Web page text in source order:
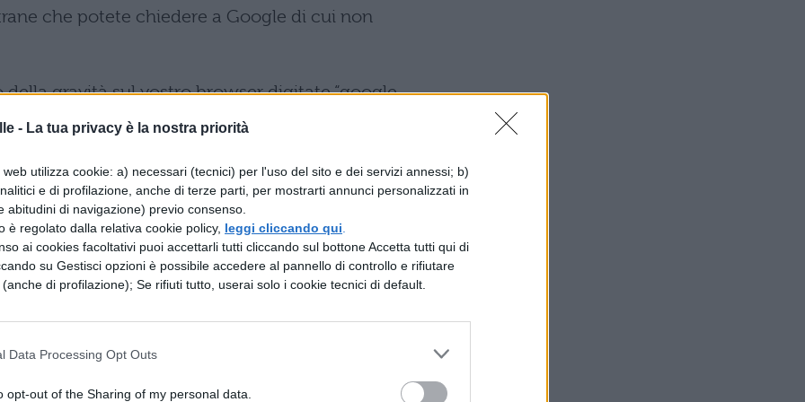
- La tua privacy è la nostra priorità
utilizza cookie: a) necessari (tecnici) per l'uso del sito e dei servizi annessi; b)
e di profilazione, anche di terze parti, per mostrarti annunci personalizzati in
abitudini di navigazione) previo consenso.
è regolato dalla relativa cookie policy, leggi cliccando qui
ai cookies facoltativi puoi accettarli tutti cliccando sul bottone Accetta tutti qui di
su Gestisci opzioni è possibile accedere al pannello di controllo e rifiutare
di profilazione); Se rifiuti tutto, userai solo i cookie tecnici di default.
Data Processing Opt Outs
opt-out of the Sharing of my personal data.
che potete chiedere a Google di cui non
della gravità sul vostro browser digitate “google
feeling lucky: il primo risultato provocherà la
fate lo stesso con “google sphere”: ecco
tradizionale homepage di Google.
a cliccare su “I'm feeling lucky”, vi
tutto l'archivio di doodle pubblicati in passato.
di vedere le cose da un'altra prospettiva
pagina ruoterà su se stessa.